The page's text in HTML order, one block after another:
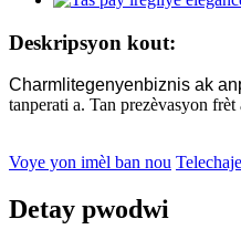
Deskripsyon kout:
Charmlitegenyenbiznis ak
tanperati a. Tan prezèvasyon
Voye yon imèl ban nou
Detay pwodwi